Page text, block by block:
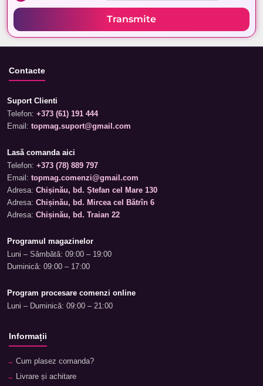
Transmite
Contacte
Suport Clienti
Telefon: +373 (61) 191 444
Email: topmag.suport@gmail.com
Lasă comanda aici
Telefon: +373 (78) 889 797
Email: topmag.comenzi@gmail.com
Adresa: Chișinău, bd. Ștefan cel Mare 130
Adresa: Chișinău, bd. Mircea cel Bătrîn 6
Adresa: Chișinău, bd. Traian 22
Programul magazinelor
Luni – Sâmbătă: 09:00 – 19:00
Duminică: 09:00 – 17:00
Program procesare comenzi online
Luni – Duminică: 09:00 – 21:00
Informații
Cum plasez comanda?
Livrare și achitare